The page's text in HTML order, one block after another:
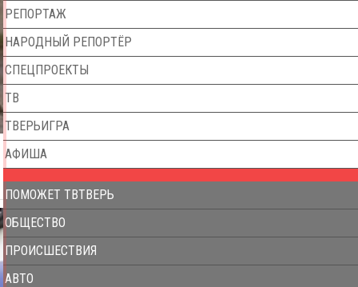
РЕПОРТАЖ
НАРОДНЫЙ РЕПОРТЁР
СПЕЦПРОЕКТЫ
ТВ
ТВЕРЬИГРА
АФИША
ПОМОЖЕТ ТВТВЕРЬ
ОБЩЕСТВО
ПРОИСШЕСТВИЯ
АВТО